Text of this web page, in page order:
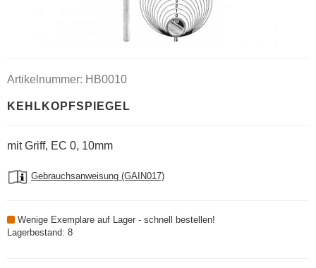
Artikelnummer: HB0010
KEHLKOPFSPIEGEL
mit Griff, EC 0, 10mm
Gebrauchsanweisung (GAIN017)
Wenige Exemplare auf Lager - schnell bestellen!
Lagerbestand: 8